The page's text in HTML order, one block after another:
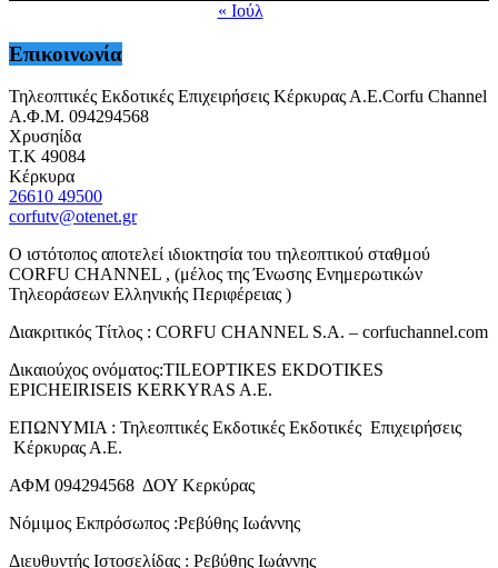
« Ιούλ
Επικοινωνία
Τηλεοπτικές Εκδοτικές Επιχειρήσεις Κέρκυρας Α.Ε.Corfu Channel
Α.Φ.Μ. 094294568
Χρυσηίδα
Τ.Κ 49084
Κέρκυρα
26610 49500
corfutv@otenet.gr
Ο ιστότοπος αποτελεί ιδιοκτησία του τηλεοπτικού σταθμού
CORFU CHANNEL , (μέλος της Ένωσης Ενημερωτικών
Τηλεοράσεων Ελληνικής Περιφέρειας )
Διακριτικός Τίτλος : CORFU CHANNEL S.A. – corfuchannel.com
Δικαιούχος ονόματος:TILEOPTIKES EKDOTIKES
EPICHEIRISEIS KERKYRAS A.E.
ΕΠΩΝΥΜΙΑ : Τηλεοπτικές Εκδοτικές Εκδοτικές Επιχειρήσεις
Κέρκυρας Α.Ε.
ΑΦΜ 094294568 ΔΟΥ Κερκύρας
Νόμιμος Εκπρόσωπος :Ρεβύθης Ιωάννης
Διευθυντής Ιστοσελίδας : Ρεβύθης Ιωάννης